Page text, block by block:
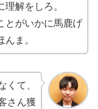
解をしろ。
とがいかに馬鹿げ
ま。
くて、
さん獲